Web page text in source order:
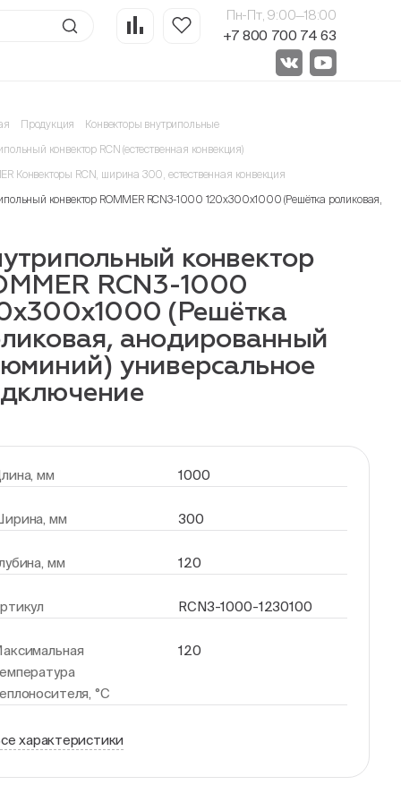
Пн-Пт, 9:00—18:00
+7 800 700 74 63
Продукция Конвекторы внутрипольные
конвектор RCN (естественная конвекция)
Конвекторы RCN, ширина 300, естественная конвекция
конвектор ROMMER RCN3-1000 120х300х1000 (Решётка роликовая,
конвектор
RCN3-1000
(Решётка
анодированный
универсальное
мм 1000
мм 300
мм 120
RCN3-1000-1230100
°С
120
характеристики